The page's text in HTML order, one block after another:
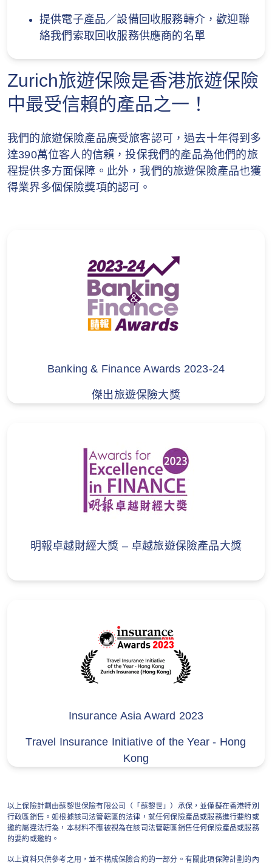
蘇黎世保留修訂或終止此推廣（部分或全
部）或修改此等條款及細則，而無須預先通
如就此推廣有任何爭議，概以蘇黎世的決定
為準。
此等條款及細則的中英文版如有不符，概以
英文版本為準。
此保單是由蘇黎世保險有限公司(一間於瑞
士註冊成立之有限公司) (“蘇黎世”) 承保。視
乎情況而定，此保單由蘇黎世或和記電訊
FA2643)，並且它是和記電話有限公司的關
聯公司(以“3香港, 3SUPREME, MO, MO+
及 SoSIM”品牌營運) ( “和記電話”)。和記電
話不是持牌的保險中介人及不會對蘇黎世或
和記電訊 (香港)保險（視乎情况而定）安排
受規管的活動及和記電話不是以保險中介人
關此項保障計劃的內容細則及不承保事項將詳細列於保單之
內，如有任何差異，均以保單內之條款細則為準。
和記電訊客戶尊享
「自在旅遊」保險計劃保費限時折扣優惠
蘇黎世「自在旅遊」單次旅遊保險計劃7折
保險產品有任何疑問，請直接聯繫蘇黎世。
此推廣只適用於由即日至2026年8月31日
間（包括首尾兩日）（「推廣期」）於
險計劃，並輸入指定推廣編碼，而有關保單
及生效。
此優惠適用於3香港、3SUPREME、MO、
顧客必須於投保時輸入優惠碼，方可享有優
惠。所有相關交易將不會接受任何後補優惠
提供電子產品／設備回收服務轉介，歡迎聯
絡我們索取回收服務供應商的名單
Zurich旅遊保險是香港旅遊保險
中最受信賴的產品之一！
我們的旅遊保險產品廣受旅客認可，過去十年得到多
達390萬位客人的信賴，投保我們的產品為他們的旅
程提供多方面保障。此外，我們的旅遊保險產品也獲
得業界多個保險獎項的認可。
Banking & Finance Awards 2023-24
傑出旅遊保險大獎
明報卓越財經大獎 – 卓越旅遊保險產品大獎
Insurance Asia Award 2023
Travel Insurance Initiative of the Year - Hong
Kong
以上保險計劃由蘇黎世保險有限公司（「蘇黎世」）承保，並僅擬在香港特別
行政區銷售。如根據該司法管轄區的法律，就任何保險產品或服務進行要約或
邀約屬違法行為，本材料不應被視為在該司法管轄區銷售任何保險產品或服務
的要約或邀約。
以上資料只供參考之用，並不構成保險合約的一部分。有關此項保障計劃的內